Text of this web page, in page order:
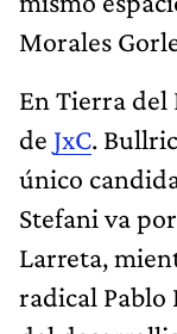
Morales
En Tierra del
de JxC.
único
Stefani va
Larreta,
radical Pablo